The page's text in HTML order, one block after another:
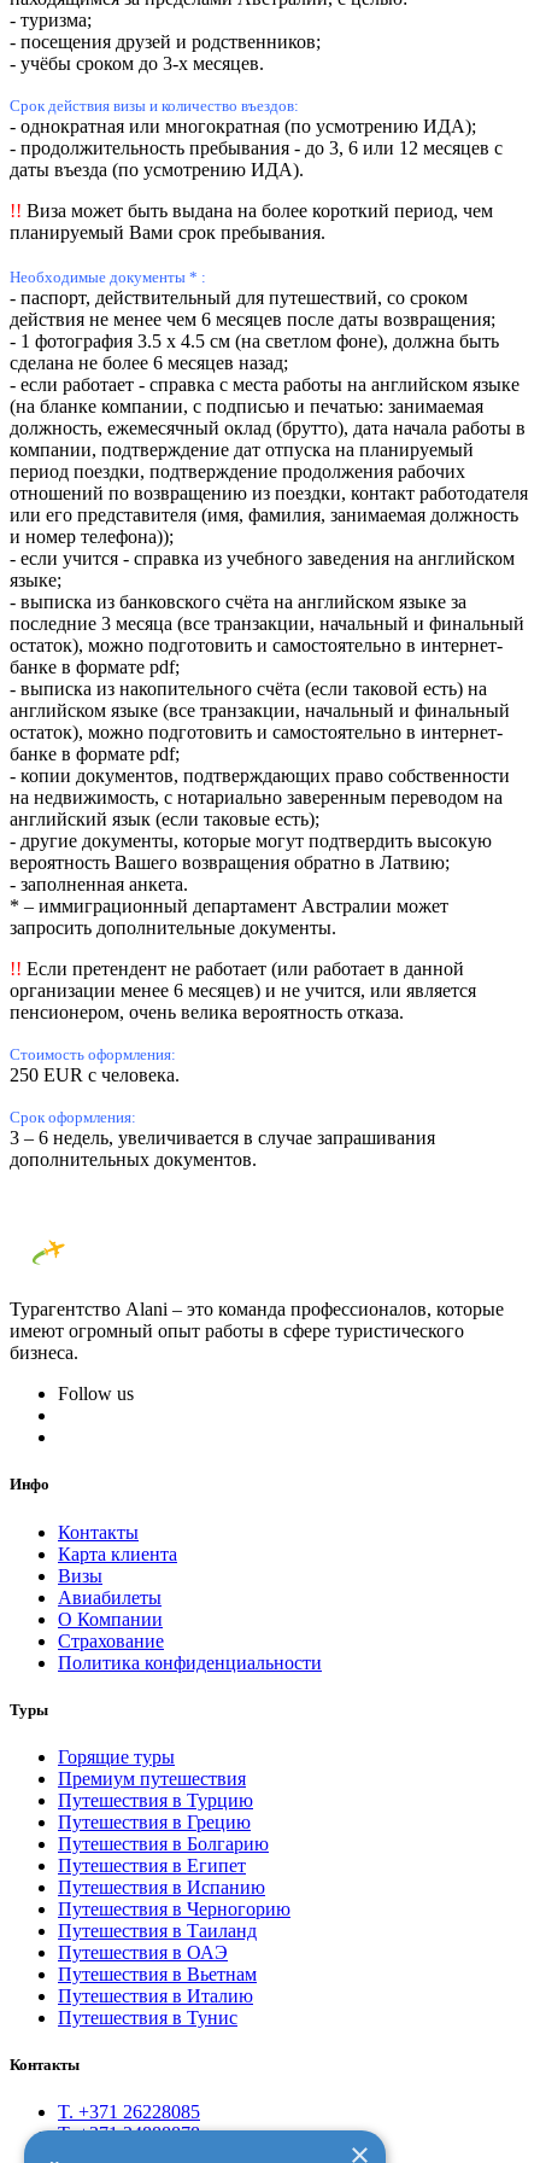
- туризма;
- посещения друзей и родственников;
- учёбы сроком до 3-х месяцев.
Срок действия визы и количество въездов:
- однократная или многократная (по усмотрению ИДА);
- продолжительность пребывания - до 3, 6 или 12 месяцев с
даты въезда (по усмотрению ИДА).
!! Виза может быть выдана на более короткий период, чем
планируемый Вами срок пребывания.
Необходимые документы * :
- паспорт, действительный для путешествий, со сроком
действия не менее чем 6 месяцев после даты возвращения;
- 1 фотография 3.5 х 4.5 см (на светлом фоне), должна быть
сделана не более 6 месяцев назад;
- если работает - справка с места работы на английском языке
(на бланке компании, с подписью и печатью: занимаемая
должность, ежемесячный оклад (брутто), дата начала работы в
компании, подтверждение дат отпуска на планируемый
период поездки, подтверждение продолжения рабочих
отношений по возвращению из поездки, контакт работодателя
или его представителя (имя, фамилия, занимаемая должность
и номер телефона));
- если учится - справка из учебного заведения на английском
языке;
- выписка из банковского счёта на английском языке за
последние 3 месяца (все транзакции, начальный и финальный
остаток), можно подготовить и самостоятельно в интернет-
банке в формате pdf;
- выписка из накопительного счёта (если таковой есть) на
английском языке (все транзакции, начальный и финальный
остаток), можно подготовить и самостоятельно в интернет-
банке в формате pdf;
- копии документов, подтверждающих право собственности
на недвижимость, с нотариально заверенным переводом на
английский язык (если таковые есть);
- другие документы, которые могут подтвердить высокую
вероятность Вашего возвращения обратно в Латвию;
- заполненная анкета.
* – иммиграционный департамент Австралии может
запросить дополнительные документы.
!! Если претендент не работает (или работает в данной
организации менее 6 месяцев) и не учится, или является
пенсионером, очень велика вероятность отказа.
Стоимость оформления:
250 EUR с человека.
Срок оформления:
3 – 6 недель, увеличивается в случае запрашивания
дополнительных документов.
Турагентство Alani – это команда профессионалов, которые
имеют огромный опыт работы в сфере туристического
бизнеса.
Follow us
Инфо
Контакты
Карта клиента
Визы
Авиабилеты
О Компании
Страхование
Политика конфиденциальности
Туры
Горящие туры
Премиум путешествия
Путешествия в Турцию
Путешествия в Грецию
Путешествия в Болгарию
Путешествия в Египет
Путешествия в Испанию
Путешествия в Черногорию
Путешествия в Таиланд
Путешествия в ОАЭ
Путешествия в Вьетнам
Путешествия в Италию
Путешествия в Тунис
Контакты
T. +371 26228085
T. +371 24888878
×